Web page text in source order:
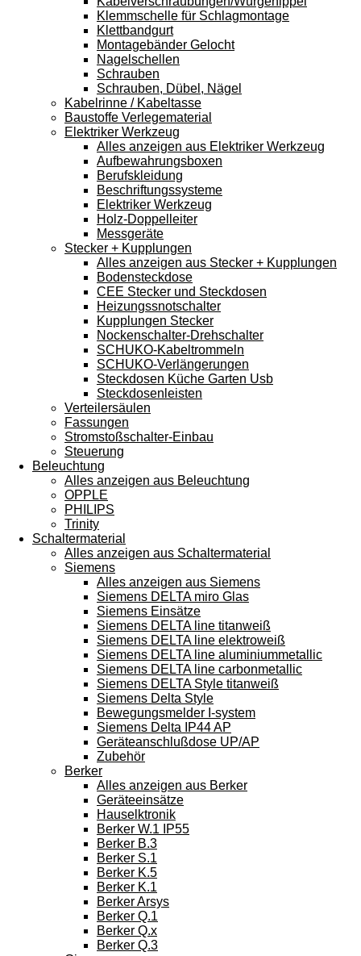
Klemmschelle für Schlagmontage
Klettbandgurt
Montagebänder Gelocht
Nagelschellen
Schrauben
Schrauben, Dübel, Nägel
Kabelrinne / Kabeltasse
Baustoffe Verlegematerial
Elektriker Werkzeug
Alles anzeigen aus Elektriker Werkzeug
Aufbewahrungsboxen
Berufskleidung
Beschriftungssysteme
Elektriker Werkzeug
Holz-Doppelleiter
Messgeräte
Stecker + Kupplungen
Alles anzeigen aus Stecker + Kupplungen
Bodensteckdose
CEE Stecker und Steckdosen
Heizungssnotschalter
Kupplungen Stecker
Nockenschalter-Drehschalter
SCHUKO-Kabeltrommeln
SCHUKO-Verlängerungen
Steckdosen Küche Garten Usb
Steckdosenleisten
Verteilersäulen
Fassungen
Stromstoßschalter-Einbau
Steuerung
Beleuchtung
Alles anzeigen aus Beleuchtung
OPPLE
PHILIPS
Trinity
Schaltermaterial
Alles anzeigen aus Schaltermaterial
Siemens
Alles anzeigen aus Siemens
Siemens DELTA miro Glas
Siemens Einsätze
Siemens DELTA line titanweiß
Siemens DELTA line elektroweiß
Siemens DELTA line aluminiummetallic
Siemens DELTA line carbonmetallic
Siemens DELTA Style titanweiß
Siemens Delta Style
Bewegungsmelder I-system
Siemens Delta IP44 AP
Geräteanschlußdose UP/AP
Zubehör
Berker
Alles anzeigen aus Berker
Geräteeinsätze
Hauselktronik
Berker W.1 IP55
Berker B.3
Berker S.1
Berker K.5
Berker K.1
Berker Arsys
Berker Q.1
Berker Q.x
Berker Q.3